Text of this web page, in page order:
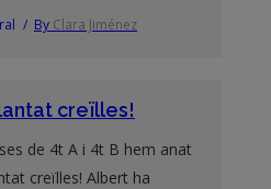
By Clara Jiménez
creïlles!
de 4t A i 4t B hem anat
creïlles! Albert ha